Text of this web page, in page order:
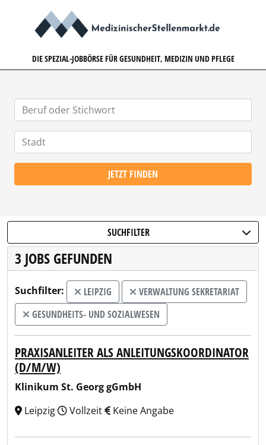
DIE SPEZIAL-JOBBÖRSE FÜR GESUNDHEIT, MEDIZIN UND PFLEGE
JETZT FINDEN
SUCHFILTER
3 JOBS GEFUNDEN
Suchfilter: LEIPZIG
VERWALTUNG SEKRETARIAT
GESUNDHEITS- UND SOZIALWESEN
PRAXISANLEITER ALS ANLEITUNGSKOORDINATOR
(D/M/W)
Klinikum St. Georg gGmbH
Leipzig
Vollzeit Keine Angabe